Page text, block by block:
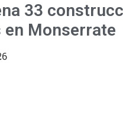
33
en Monserrate